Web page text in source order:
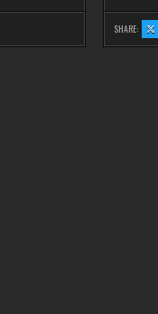
SHARE: